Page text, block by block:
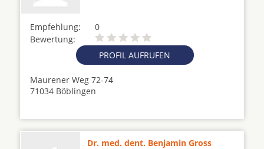
Empfehlung:
0
Bewertung:
PROFIL AUFRUFEN
Maurener Weg 72-74
71034 Böblingen
Dr. med. dent. Benjamin Gross